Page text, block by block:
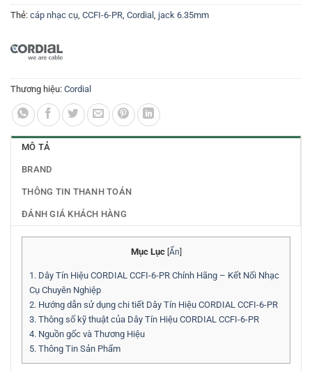
Thẻ: cáp nhạc cụ CCFI-6-PR Cordial jack 6.35mm
Thương hiệu: Cordial
MÔ TẢ
BRAND
THÔNG TIN THANH TOÁN
ĐÁNH GIÁ KHÁCH HÀNG
Mục Lục Ẩn
1. Dây Tín Hiệu CORDIAL CCFI-6-PR Chính Hãng – Kết Nối Nhạc
Cụ Chuyên Nghiệp
2. Hướng dẫn sử dụng chi tiết Dây Tín Hiệu CORDIAL CCFI-6-PR
3. Thông số kỹ thuật của Dây Tín Hiệu CORDIAL CCFI-6-PR
4. Nguồn gốc và Thương Hiệu
5. Thông Tin Sản Phẩm